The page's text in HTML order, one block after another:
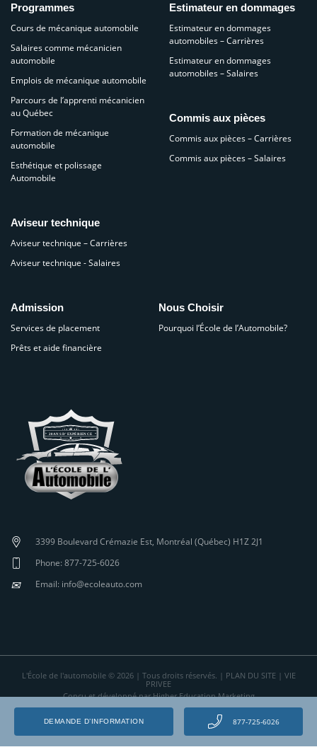
DEMANDE D’INFORMATION 877-725-6026
3399 Boulevard Crémazie Est, Montréal (Québec) H1Z 2J1
Phone: 877-725-6026
✉ Email: info@ecoleauto.com
Programmes
Cours de mécanique automobile
Salaires comme mécanicien
automobile
Emplois de mécanique automobile
Parcours de l’apprenti mécanicien
au Québec
Formation de mécanique
automobile
Esthétique et polissage
Automobile
Aviseur technique
Aviseur technique – Carrières
Aviseur technique - Salaires
Estimateur en dommages
Estimateur en dommages
automobiles – Carrières
Estimateur en dommages
automobiles – Salaires
Commis aux pièces
Commis aux pièces – Carrières
Commis aux pièces – Salaires
Admission
Services de placement
Prêts et aide financière
Nous Choisir
Pourquoi l’École de l’Automobile?
L'École de l'automobile © 2026 | Tous droits réservés. | PLAN DU SITE| VIE
PRIVEE
Conçu et développé par Higher Education Marketing